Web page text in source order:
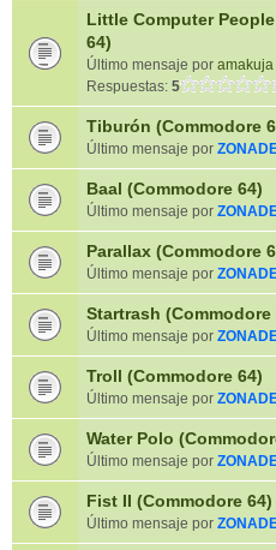
Little Computer
64)
Último mensaje por amakuja
Respuestas: 5
Tiburón (Commodore
Último mensaje por
Baal (Commodore 64)
Último mensaje por
Parallax (Commodore
Último mensaje por
Startrash (Commodore
Último mensaje por
Troll (Commodore 64)
Último mensaje por
Water Polo
Último mensaje por
Fist II (Commodore 64)
Último mensaje por